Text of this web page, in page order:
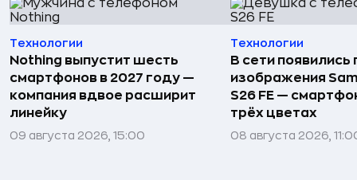
Технологии
Nothing выпустит шесть
смартфонов в 2027 году —
компания вдвое расширит
линейку
09 августа 2026, 15:00
Технологии
В сети появились
изображения
S26 FE —
трёх цветах
08 августа 2026,